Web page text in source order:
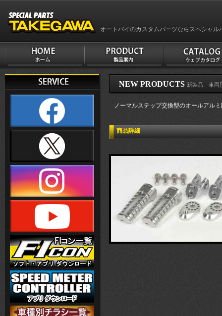
オートバイのカスタムパーツならスペシャル
NEW PRODUCTS 新製品 車両
ノーマルステップ交換型のオールアル
商品詳細